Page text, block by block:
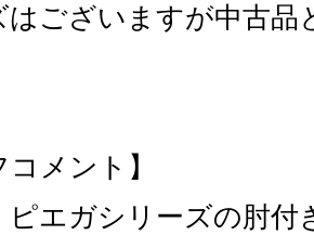
はございますが中古品
コメント】
エガシリーズの肘付